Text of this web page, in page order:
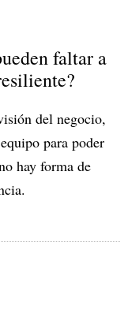
faltar a
del negocio,
para poder
hay forma de